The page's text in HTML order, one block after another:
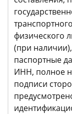
физического
(при
паспортные
ИНН, полное
подписи